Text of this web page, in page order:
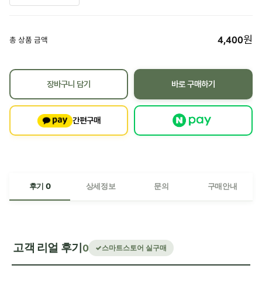
총 상품 금액 4,400원
장바구니 담기 바로 구매하기
간편구매
후기 0 상세정보 문의 구매안내
고객 리얼 후기 0 스마트스토어 실구매